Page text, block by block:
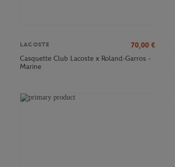
LACOSTE 70,00 €
Casquette Club Lacoste x Roland-Garros -
Marine